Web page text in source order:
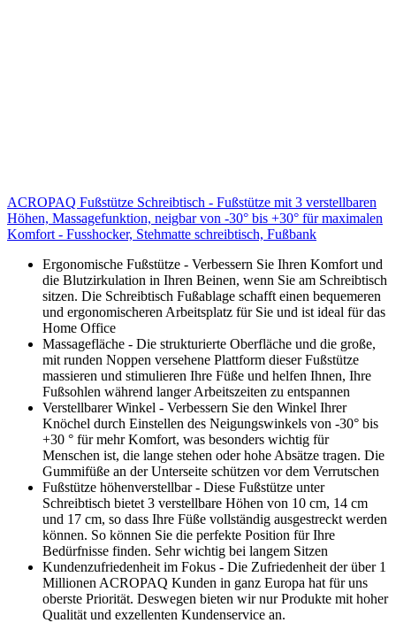
ACROPAQ Fußstütze Schreibtisch - Fußstütze mit 3 verstellbaren
Höhen, Massagefunktion, neigbar von -30° bis +30° für maximalen
Komfort - Fusshocker, Stehmatte schreibtisch, Fußbank
Ergonomische Fußstütze - Verbessern Sie Ihren Komfort und
die Blutzirkulation in Ihren Beinen, wenn Sie am Schreibtisch
sitzen. Die Schreibtisch Fußablage schafft einen bequemeren
und ergonomischeren Arbeitsplatz für Sie und ist ideal für das
Home Office
Massagefläche - Die strukturierte Oberfläche und die große,
mit runden Noppen versehene Plattform dieser Fußstütze
massieren und stimulieren Ihre Füße und helfen Ihnen, Ihre
Fußsohlen während langer Arbeitszeiten zu entspannen
Verstellbarer Winkel - Verbessern Sie den Winkel Ihrer
Knöchel durch Einstellen des Neigungswinkels von -30° bis
+30 ° für mehr Komfort, was besonders wichtig für
Menschen ist, die lange stehen oder hohe Absätze tragen. Die
Gummifüße an der Unterseite schützen vor dem Verrutschen
Fußstütze höhenverstellbar - Diese Fußstütze unter
Schreibtisch bietet 3 verstellbare Höhen von 10 cm, 14 cm
und 17 cm, so dass Ihre Füße vollständig ausgestreckt werden
können. So können Sie die perfekte Position für Ihre
Bedürfnisse finden. Sehr wichtig bei langem Sitzen
Kundenzufriedenheit im Fokus - Die Zufriedenheit der über 1
Millionen ACROPAQ Kunden in ganz Europa hat für uns
oberste Priorität. Deswegen bieten wir nur Produkte mit hoher
Qualität und exzellenten Kundenservice an.